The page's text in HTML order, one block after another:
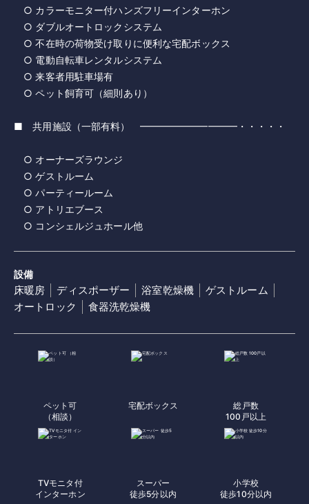
○ カラーモニター付ハンズフリーインターホン
○ ダブルオートロックシステム
○ 不在時の荷物受け取りに便利な宅配ボックス
○ 電動自転車レンタルシステム
○ 来客者用駐車場有
○ ペット飼育可（細則あり）
■ 共用施設（一部有料） ━━━━━━━━━━・・・・・
○ オーナーズラウンジ
○ ゲストルーム
○ パーティールーム
○ アトリエブース
○ コンシェルジュホール他
設備
床暖房 ディスポーザー 浴室乾燥機
ゲストルーム
オートロック
食器洗乾燥機
ペット可
（相談）
宅配ボックス
総戸数
100戸以上
TVモニタ付
インターホン
スーパー
徒歩5分以内
小学校
徒歩10分以内